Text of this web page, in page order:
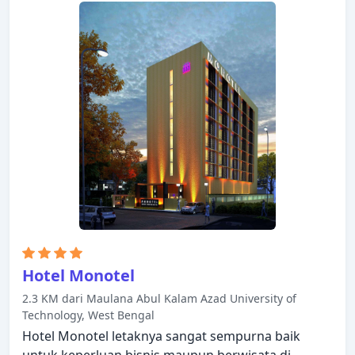
Hotel Monotel
2.3 KM dari Maulana Abul Kalam Azad University of
Technology, West Bengal
Hotel Monotel letaknya sangat sempurna baik